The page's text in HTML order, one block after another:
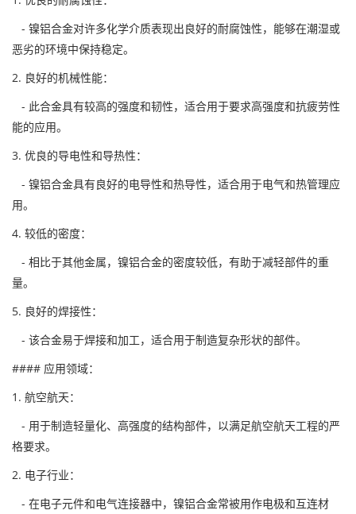
- 镍铝合金对许多化学介质表现出良好的耐腐蚀性，能够在潮湿或
恶劣的环境中保持稳定。
2. 良好的机械性能：
- 此合金具有较高的强度和韧性，适合用于要求高强度和抗疲劳性
能的应用。
3. 优良的导电性和导热性：
- 镍铝合金具有良好的电导性和热导性，适合用于电气和热管理应
用。
4. 较低的密度：
- 相比于其他金属，镍铝合金的密度较低，有助于减轻部件的重
量。
5. 良好的焊接性：
- 该合金易于焊接和加工，适合用于制造复杂形状的部件。
#### 应用领域：
1. 航空航天：
- 用于制造轻量化、高强度的结构部件，以满足航空航天工程的严
格要求。
2. 电子行业：
- 在电子元件和电气连接器中，镍铝合金常被用作电极和互连材